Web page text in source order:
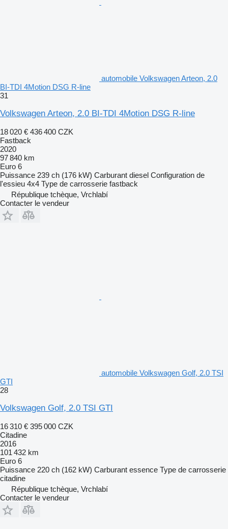
automobile Volkswagen Arteon, 2.0
BI-TDI 4Motion DSG R-line
31
Volkswagen Arteon, 2.0 BI-TDI 4Motion DSG R-line
18 020 € 436 400 CZK
Fastback
2020
97 840 km
Euro 6
Puissance 239 ch (176 kW) Carburant diesel Configuration de
l'essieu 4x4 Type de carrosserie fastback
République tchèque, Vrchlabí
Contacter le vendeur
automobile Volkswagen Golf, 2.0 TSI
GTI
28
Volkswagen Golf, 2.0 TSI GTI
16 310 € 395 000 CZK
Citadine
2016
101 432 km
Euro 6
Puissance 220 ch (162 kW) Carburant essence Type de carrosserie
citadine
République tchèque, Vrchlabí
Contacter le vendeur